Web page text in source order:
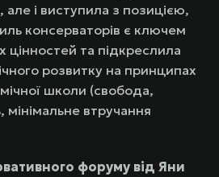
але і виступила з позицією,
консерваторів є ключем
цінностей та підкреслила
розвитку на принципах
школи (свобода,
мінімальне втручання
форуму від Яни